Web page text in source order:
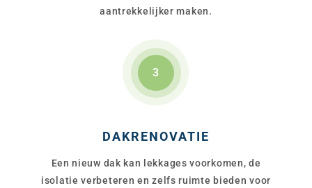
aantrekkelijker maken.
3
DAKRENOVATIE
Een nieuw dak kan lekkages voorkomen, de
isolatie verbeteren en zelfs ruimte bieden voor